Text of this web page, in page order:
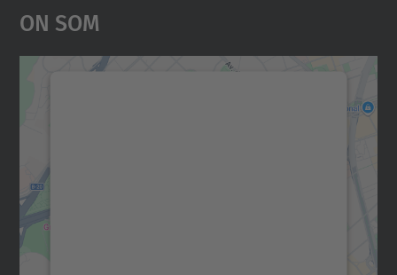
On Som